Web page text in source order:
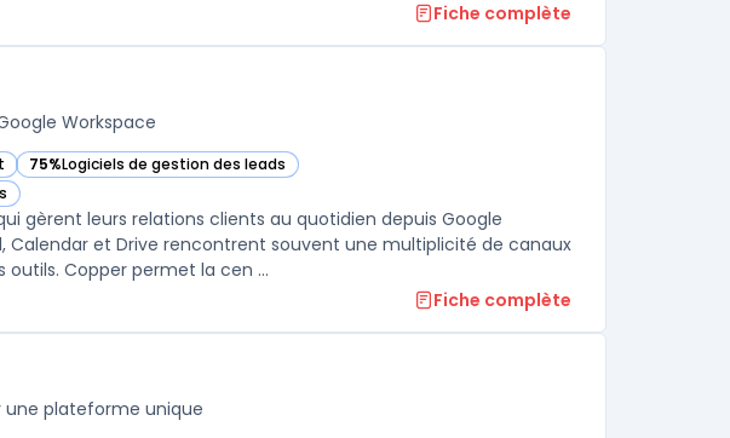
Fiche complète
Workspace
75%Logiciels de gestion des leads
— voir Copper dans cette catégorie
gèrent leurs relations clients au quotidien depuis Google
Calendar et Drive rencontrent souvent une multiplicité de canaux
Copper permet la cen ...
Fiche complète
une plateforme unique